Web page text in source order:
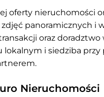
oferty nieruchomości
panoramicznych i
oraz
lokalnym i siedziba
Nieruchomości